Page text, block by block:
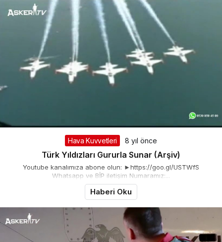
Hava Kuvvetleri 8 yıl önce
Türk Yıldızları Gururla Sunar (Arşiv)
Youtube kanalımıza abone olun: ►https://goo.gl/USTWfS
Whatsapp ve BİP iletişim Numaramız:...
Haberi Oku